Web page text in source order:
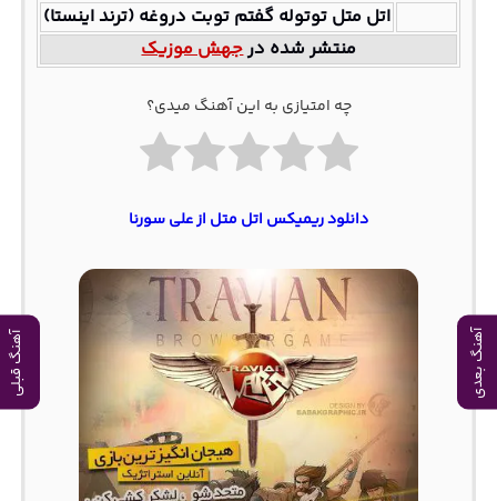
آهنگ بعدی آهنگ قبلی
اتل متل توتوله گفتم توبت دروغه (ترند اینستا)
منتشر شده درجهش موزیک
چه امتیازی به این آهنگ میدی؟
دانلود ریمیکس اتل متل از علی سورنا